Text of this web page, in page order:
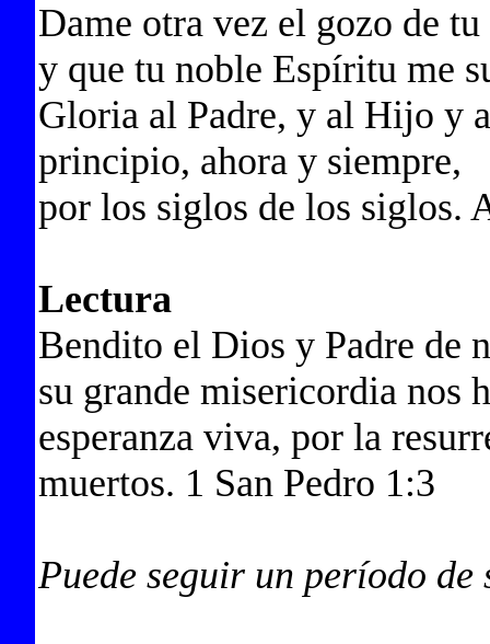
Dame otra vez el gozo de
y que tu noble Espíritu me
Gloria al Padre, y al Hijo y
principio, ahora y siempre,
por los siglos de los siglos.
Lectura
Bendito el Dios y Padre de
su grande misericordia nos
esperanza viva, por la
muertos. 1 San Pedro 1:3
Puede seguir un período de